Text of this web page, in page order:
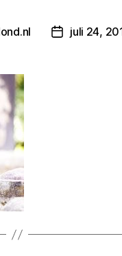
Berichtdatum
juli 24,